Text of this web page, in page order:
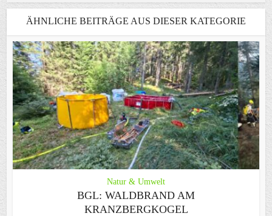
ÄHNLICHE BEITRÄGE AUS DIESER KATEGORIE
Natur & Umwelt
BGL: WALDBRAND AM
KRANZBERGKOGEL